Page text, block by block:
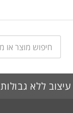
מוצר
מק"ט
עיצוב ללא גבולות